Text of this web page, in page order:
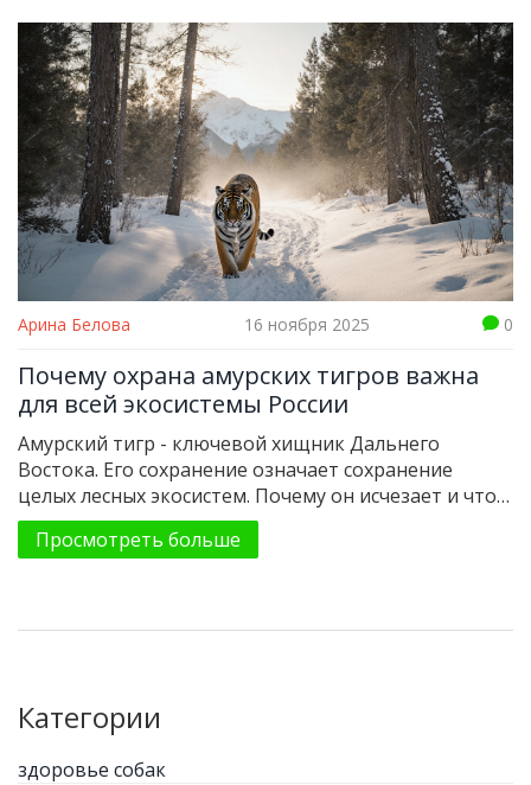
Арина Белова 16 ноября 2025 0
Почему охрана амурских тигров важна
для всей экосистемы России
Амурский тигр - ключевой хищник Дальнего
Востока. Его сохранение означает сохранение
целых лесных экосистем. Почему он исчезает и что
можно сделать, чтобы остановить это - в
подробном разборе.
Просмотреть больше
Категории
здоровье собак